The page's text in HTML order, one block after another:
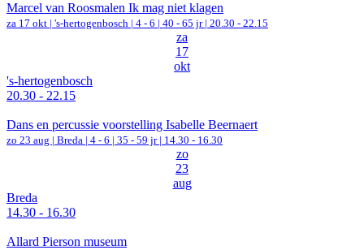
Marcel van Roosmalen Ik mag niet klagen
za 17 okt | 's-hertogenbosch | 4 - 6 | 40 - 65 jr | 20.30 - 22.15
za
17
okt
's-hertogenbosch
20.30 - 22.15
Dans en percussie voorstelling Isabelle Beernaert
zo 23 aug | Breda | 4 - 6 | 35 - 59 jr | 14.30 - 16.30
zo
23
aug
Breda
14.30 - 16.30
Allard Pierson museum